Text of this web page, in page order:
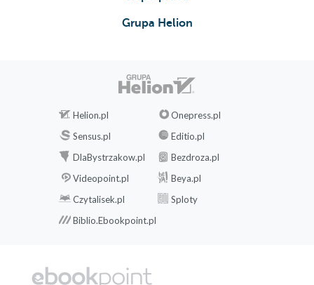
Grupa Helion
Helion.pl
Onepress.pl
Sensus.pl
Editio.pl
DlaBystrzakow.pl
Bezdroza.pl
Videopoint.pl
Beya.pl
Czytalisek.pl
Sploty
Biblio.Ebookpoint.pl